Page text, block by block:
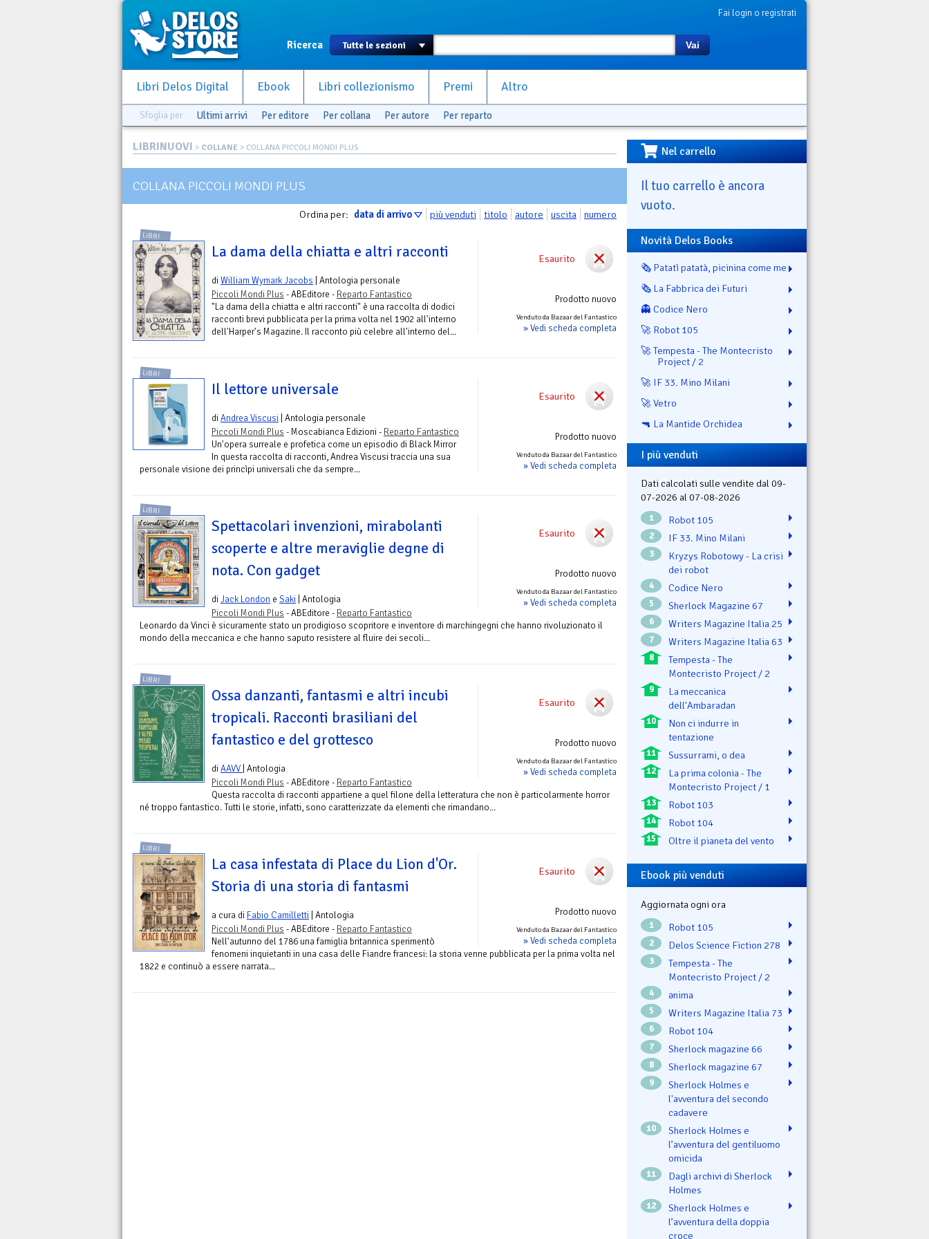
Fai login o registrati
Ricerca Vai
Libri Delos Digital Ebook Libri collezionismo Premi Altro
Sfoglia per Ultimi arrivi Per editore Per collana Per autore Per reparto
LIBRINUOVI > COLLANE > COLLANA PICCOLI MONDI PLUS
COLLANA PICCOLI MONDI PLUS
Ordina per: data di arrivo più venduti titolo autore uscita numero
Esaurito
Prodotto nuovo
Venduto da Bazaar del Fantastico
» Vedi scheda completa
LIBRI
La dama della chiatta e altri racconti
diWilliam Wymark Jacobs | Antologia personale
Piccoli Mondi Plus - ABEditore - Reparto Fantastico
"La dama della chiatta e altri racconti" è una raccolta di dodici
racconti brevi pubblicata per la prima volta nel 1902 all'interno
dell'Harper's Magazine. Il racconto più celebre all'interno del...
Esaurito
Prodotto nuovo
Venduto da Bazaar del Fantastico
» Vedi scheda completa
LIBRI
Il lettore universale
diAndrea Viscusi | Antologia personale
Piccoli Mondi Plus - Moscabianca Edizioni - Reparto Fantastico
Un'opera surreale e profetica come un episodio di Black Mirror
In questa raccolta di racconti, Andrea Viscusi traccia una sua
personale visione dei princìpi universali che da sempre...
Esaurito
Prodotto nuovo
Venduto da Bazaar del Fantastico
» Vedi scheda completa
LIBRI
Spettacolari invenzioni, mirabolanti
scoperte e altre meraviglie degne di
nota. Con gadget
diJack London e Saki | Antologia
Piccoli Mondi Plus - ABEditore - Reparto Fantastico
Leonardo da Vinci è sicuramente stato un prodigioso scopritore e inventore di marchingegni che hanno rivoluzionato il
mondo della meccanica e che hanno saputo resistere al fluire dei secoli...
Esaurito
Prodotto nuovo
Venduto da Bazaar del Fantastico
» Vedi scheda completa
LIBRI
Ossa danzanti, fantasmi e altri incubi
tropicali. Racconti brasiliani del
fantastico e del grottesco
diAAVV | Antologia
Piccoli Mondi Plus - ABEditore - Reparto Fantastico
Questa raccolta di racconti appartiene a quel filone della letteratura che non è particolarmente horror
né troppo fantastico. Tutti le storie, infatti, sono caratterizzate da elementi che rimandano...
Esaurito
Prodotto nuovo
Venduto da Bazaar del Fantastico
» Vedi scheda completa
LIBRI
La casa infestata di Place du Lion d'Or.
Storia di una storia di fantasmi
a cura di Fabio Camilletti | Antologia
Piccoli Mondi Plus - ABEditore - Reparto Fantastico
Nell'autunno del 1786 una famiglia britannica sperimentò
fenomeni inquietanti in una casa delle Fiandre francesi: la storia venne pubblicata per la prima volta nel
1822 e continuò a essere narrata...
Nel carrello
Il tuo carrello è ancora
vuoto.
Novità Delos Books
🗞️ Patatì patatà, picinina come me
🗞️ La Fabbrica dei Futuri
👻 Codice Nero
🚀 Robot 105
🚀 Tempesta - The Montecristo
Project / 2
🚀 IF 33. Mino Milani
🚀 Vetro
🔫 La Mantide Orchidea
I più venduti
Dati calcolati sulle vendite dal 09-
07-2026 al 07-08-2026
1 Robot 105
2 IF 33. Mino Milani
3
Kryzys Robotowy - La crisi
dei robot
4 Codice Nero
5 Sherlock Magazine 67
6 Writers Magazine Italia 25
7 Writers Magazine Italia 63
8
Tempesta - The
Montecristo Project / 2
9
La meccanica
dell'Ambaradan
10
Non ci indurre in
tentazione
11 Sussurrami, o dea
12
La prima colonia - The
Montecristo Project / 1
13 Robot 103
14 Robot 104
15 Oltre il pianeta del vento
Ebook più venduti
Aggiornata ogni ora
1 Robot 105
2 Delos Science Fiction 278
3
Tempesta - The
Montecristo Project / 2
4 ənima
5 Writers Magazine Italia 73
6 Robot 104
7 Sherlock magazine 66
8 Sherlock magazine 67
9
Sherlock Holmes e
l'avventura del secondo
cadavere
10
Sherlock Holmes e
l’avventura del gentiluomo
omicida
11
Dagli archivi di Sherlock
Holmes
12
Sherlock Holmes e
l’avventura della doppia
croce